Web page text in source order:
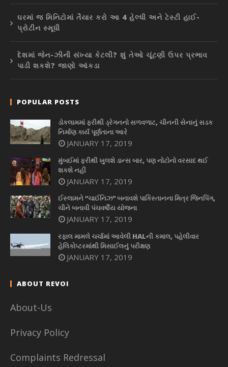
ઘરમાં જ મિનિટોમાં તૈયાર કરો આ 4 હેલ્ધી અને ટેસ્ટી હાઈ-
પ્રોટીન સ્મૂધી
દેશમાં જેન-ઝીની સંખ્યા કેટલી? શું તેઓ ચૂંટણી ઉપર પ્રભાવ
પાડી શકશે? જાણો આંકડા
POPULAR POSTS
ડોકલામમાં ફરીથી ડ્રેગનનો સળવળાટ, ચીનની સેનાનું સડક
નિર્માણ કાર્ય પૂર્ણતાના આરે
JANUARY 17, 2019
મુંબઈમાં ફરીથી ખુલશે ડાન્સ બાર, પણ નોટોનો વરસાદ થઈ
શકશે નહીં
JANUARY 17, 2019
ઈસ્લામને “ચાઈનિઝ” બનાવશે પાકિસ્તાનના મિત્ર જિનપિંગ,
ચીને બનાવી પંચવર્ષીય યોજના
JANUARY 17, 2019
રફાલ મામલે ચર્ચામાં આવેલી HALની કમાલ, પહેલીવાર
હેલિકોપ્ટરમાંથી મિસાઈલનું પરીક્ષણ
JANUARY 17, 2019
ABOUT REVOI
About-Us
Privacy Policy
Complaints Redressal